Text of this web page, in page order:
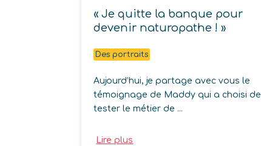
« Je quitte la banque pour
devenir naturopathe ! »
Des portraits
Aujourd’hui, je partage avec vous le
témoignage de Maddy qui a choisi de
tester le métier de ...
Lire plus